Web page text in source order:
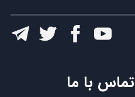
​تماس با ما